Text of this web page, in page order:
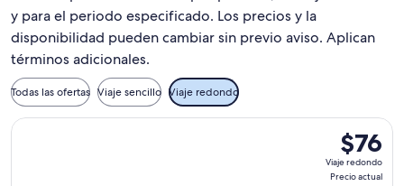
llegada
a
las
6:35
a. m.
a
Las
llegada
a
11:05
p. m.
a
y para el periodo especificado. Los precios y la
disponibilidad pueden cambiar sin previo aviso. Aplican
términos adicionales.
Todas las ofertas Viaje sencillo Viaje redondo
$76
Viaje
redondo,
$76
Viaje redondo
Precio actual
Seleccionar vuelo de Allegiant Air, con salida el dom, 6